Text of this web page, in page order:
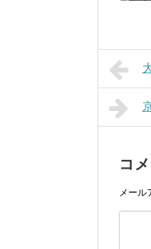
コ
メール